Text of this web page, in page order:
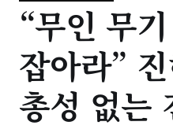
“무인 무
잡아라”
총성 없는